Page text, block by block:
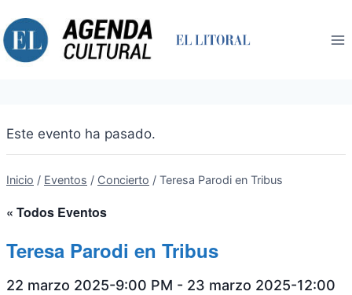
al
contenido
Este evento ha pasado.
Inicio / Eventos / Concierto / Teresa Parodi en Tribus
« Todos Eventos
Teresa Parodi en Tribus
22 marzo 2025-9:00 PM - 23 marzo 2025-12:00